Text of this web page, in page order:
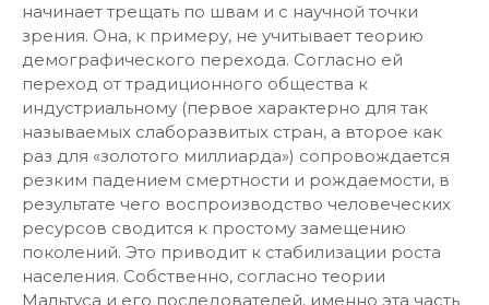
начинает трещать по швам и с научной точки
зрения. Она, к примеру, не учитывает теорию
демографического перехода. Согласно ей
переход от традиционного общества к
индустриальному (первое характерно для так
называемых слаборазвитых стран, а второе как
раз для «золотого миллиарда») сопровождается
резким падением смертности и рождаемости, в
результате чего воспроизводство человеческих
ресурсов сводится к простому замещению
поколений. Это приводит к стабилизации роста
населения. Собственно, согласно теории
Мальтуса и его последователей, именно эта часть